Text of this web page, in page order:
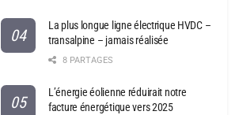
La plus longue ligne électrique HVDC –
transalpine – jamais réalisée
8 PARTAGES
L’énergie éolienne réduirait notre
facture énergétique vers 2025